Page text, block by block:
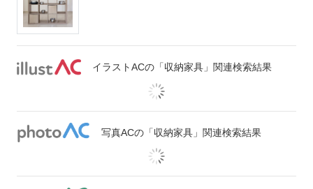
イラストACの「収納家具」関連検索結果
写真ACの「収納家具」関連検索結果